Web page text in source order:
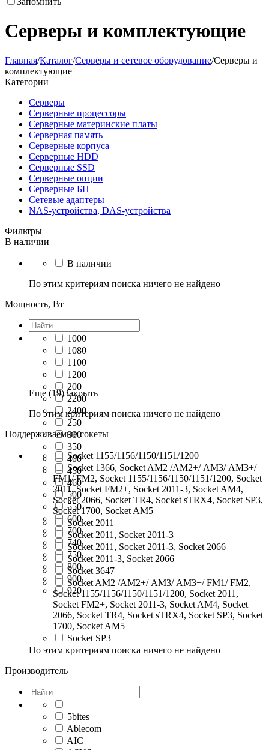
Серверы и комплектующие
Главная/Каталог/Серверы и сетевое оборудование/Серверы и
комплектующие
Категории
Серверы
Серверные процессоры
Серверные материнские платы
Серверная память
Серверные корпуса
Серверные HDD
Серверные SSD
Серверные опции
Серверные БП
Сетевые адаптеры
NAS-устройства, DAS-устройства
Фильтры
В наличии
В наличии
По этим критериям поиска ничего не найдено
Мощность, Вт
1000
1080
1100
1200
200
2200
2400
250
300
350
400
450
460
500
550
600
700
740
750
800
900
920
Еще (19)Закрыть
По этим критериям поиска ничего не найдено
Поддерживаемые сокеты
Socket 1155/1156/1150/1151/1200
Socket 1366, Socket AM2 /АМ2+/ АМ3/ AM3+/
FM1/ FM2, Socket 1155/1156/1150/1151/1200, Socket
2011, Socket FM2+, Socket 2011-3, Socket AM4,
Socket 2066, Socket TR4, Socket sTRX4, Socket SP3,
Socket 1700, Socket AM5
Socket 2011
Socket 2011, Socket 2011-3
Socket 2011, Socket 2011-3, Socket 2066
Socket 2011-3, Socket 2066
Socket 3647
Socket AM2 /АМ2+/ АМ3/ AM3+/ FM1/ FM2,
Socket 1155/1156/1150/1151/1200, Socket 2011,
Socket FM2+, Socket 2011-3, Socket AM4, Socket
2066, Socket TR4, Socket sTRX4, Socket SP3, Socket
1700, Socket AM5
Socket SP3
По этим критериям поиска ничего не найдено
Производитель
5bites
Ablecom
AIC